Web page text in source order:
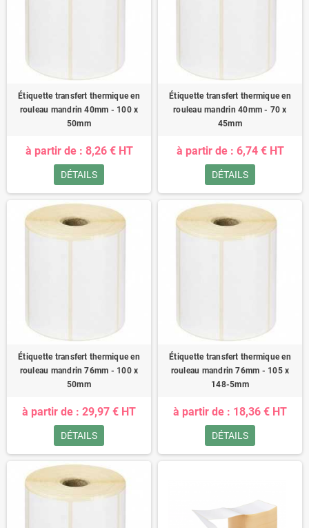
Étiquette transfert thermique en
rouleau mandrin 40mm - 100 x
50mm
à partir de : 8,26 € HT
DÉTAILS
Étiquette transfert thermique en
rouleau mandrin 40mm - 70 x
45mm
à partir de : 6,74 € HT
DÉTAILS
Étiquette transfert thermique en
rouleau mandrin 76mm - 100 x
50mm
à partir de : 29,97 € HT
DÉTAILS
Étiquette transfert thermique en
rouleau mandrin 76mm - 105 x
148-5mm
à partir de : 18,36 € HT
DÉTAILS